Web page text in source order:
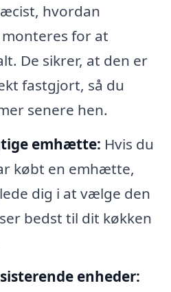
hvordan
for at
De sikrer, at den er
fastgjort, så du
senere hen.
emhætte: Hvis du
købt en emhætte,
dig i at vælge den
bedst til dit køkken
enheder: